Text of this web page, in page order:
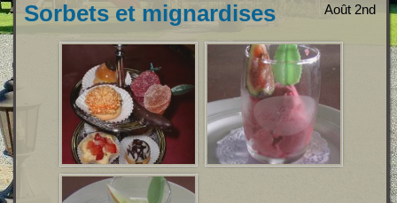
Août 2nd
Sorbets et mignardises